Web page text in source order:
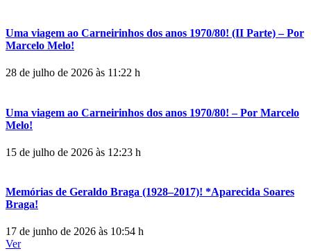
Uma viagem ao Carneirinhos dos anos 1970/80! (II Parte) – Por
Marcelo Melo!
28 de julho de 2026 às 11:22 h
Uma viagem ao Carneirinhos dos anos 1970/80! – Por Marcelo
Melo!
15 de julho de 2026 às 12:23 h
Memórias de Geraldo Braga (1928–2017)! *Aparecida Soares
Braga!
17 de junho de 2026 às 10:54 h
Ver